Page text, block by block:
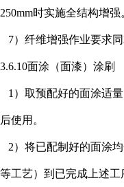
250mm时实施全结构增强
7）纤维增强作业要求同
3.6.10面涂（面漆）涂刷
1）取预配好的面涂适
后使用。
2）将已配制好的面涂
等工艺）到已完成上述工